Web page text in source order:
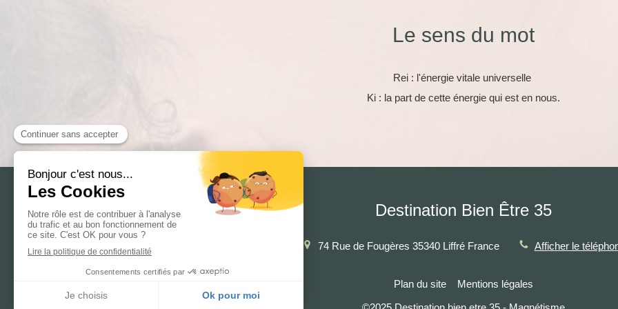
Le sens du mot
Rei : l'énergie vitale universelle
Ki : la part de cette énergie qui est en nous.
Destination Bien Être 35
74 Rue de Fougères 35340 Liffré France Afficher le
Plan du site
Mentions légales